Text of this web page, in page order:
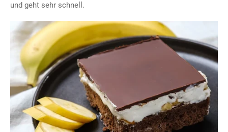
und geht sehr schnell.